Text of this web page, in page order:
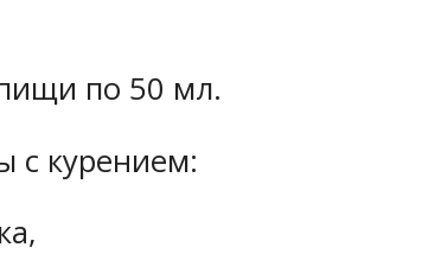
по 50 мл.
с курением: